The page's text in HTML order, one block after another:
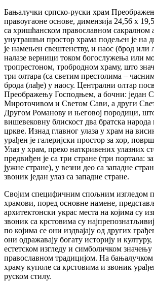
Бањалучки српско-руски храм
правоугаоне основе, димензија 24,56 x
са хришћанском православном сакралном
унутрашњи простор храма подељен је на
је намењен свештенству, и наос (брод или
налазе верници током богослужења или
тропрестоном, тробродном храму, што
три олтара (са светим престолима –
брода (лађе) у наосу. Централни олтар
Преображењу Господњем, а бочни: један
Мироточивом и Светом Сави, а други
Другом Романову и његовој породици,
вишевековну блискост два братска народа
цркве. Изнад главног улаза у храм на
урађен је галеријски простор за хор,
Улаз у храм, преко наткривених улазних
предвиђен је са три стране (три портала:
јужне стране), у везни део са западне
звоник један улаз са западне стране.
Својим специфичним спољним изгледом
храмови, поред основне намене,
архитектонски украс места на којима су
звоник са крстовима су
по којима се они издвајају од других
они одражавају богату историју и
естетском изгледу и симболичком значењу
православном традицијом. На
храму куполе са крстовима и звоник
руском стилу.